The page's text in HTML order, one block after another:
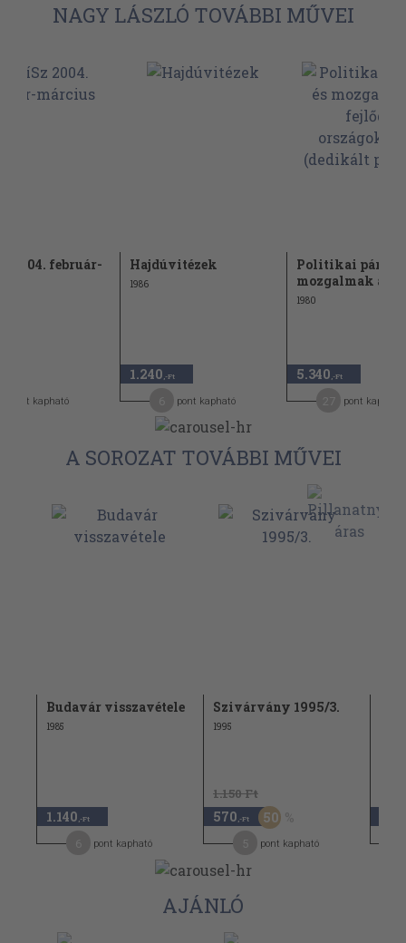
NAGY LÁSZLÓ TOVÁBBI MŰVEI
2004. február-
pont kapható
Hajdúvitézek
1986
1.240 ,-Ft
pont kapható
Politikai pártok
mozgalmak a
1980
5.340 ,-Ft
pont kapható
A SOROZAT TOVÁBBI MŰVEI
Budavár visszavétele
1985
1.140 ,-Ft
pont kapható
Szivárvány 1995/3.
1995
1.150 Ft
570 ,-Ft 50
pont kapható
AJÁNLÓ